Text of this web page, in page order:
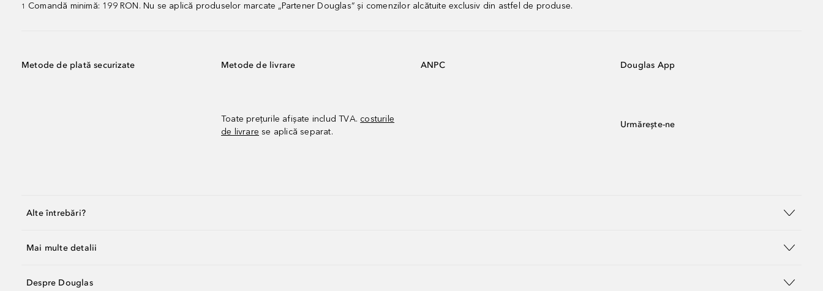
1 Comandă minimă: 199 RON. Nu se aplică produselor marcate „Partener Douglas” și comenzilor alcătuite exclusiv din astfel de produse.
Metode de plată securizate Metode de livrare
Toate prețurile afișate includ TVA. costurile
de livrare se aplică separat.
ANPC Douglas App
Urmărește-ne
Alte întrebări?
Mai multe detalii
Despre Douglas